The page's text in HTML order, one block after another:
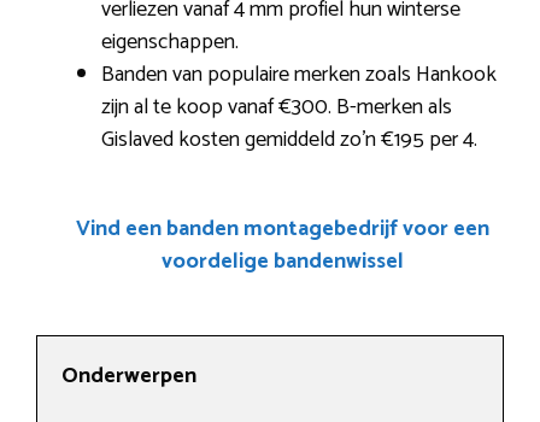
verliezen vanaf 4 mm profiel hun winterse
eigenschappen.
Banden van populaire merken zoals Hankook
zijn al te koop vanaf €300. B-merken als
Gislaved kosten gemiddeld zo’n €195 per 4.
Vind een banden montagebedrijf voor een
voordelige bandenwissel
Onderwerpen